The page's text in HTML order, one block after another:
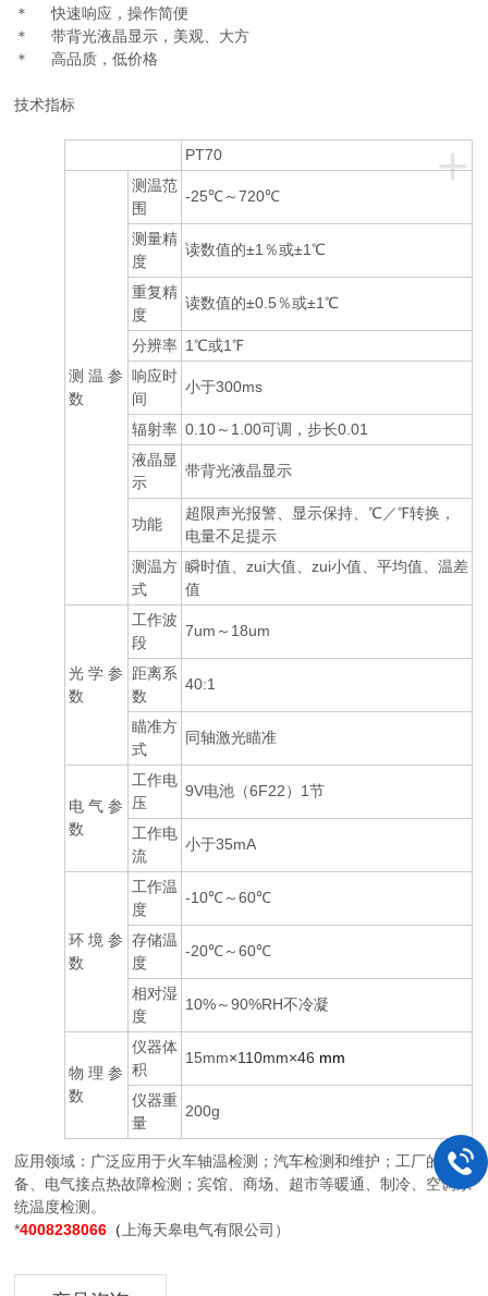
＊ 快速响应，操作简便
＊ 带背光液晶显示，美观、大方
＊ 高品质，低价格
技术指标
+
PT70
测 温 参
数
测温范
围
-25℃～720℃
测量精
度
读数值的±1％或±1℃
重复精
度
读数值的±0.5％或±1℃
分辨率 1℃或1℉
响应时
间
小于300ms
辐射率 0.10～1.00可调，步长0.01
液晶显
示
带背光液晶显示
功能
超限声光报警、显示保持、℃／℉转换，
电量不足提示
测温方
式
瞬时值、zui大值、zui小值、平均值、温差
值
光 学 参
数
工作波
段
7um～18um
距离系
数
40:1
瞄准方
式
同轴激光瞄准
电 气 参
数
工作电
压
9V电池（6F22）1节
工作电
流
小于35mA
环 境 参
数
工作温
度
-10℃～60℃
存储温
度
-20℃～60℃
相对湿
度
10%～90%RH不冷凝
物 理 参
数
仪器体
积
15mm×110mm×46 mm
仪器重
量
200g
应用领域：广泛应用于火车轴温检测；汽车检测和维护；工厂的设
备、电气接点热故障检测；宾馆、商场、超市等暖通、制冷、空调系
统温度检测。
*4008238066 （ 上海天皋电气有限公司）